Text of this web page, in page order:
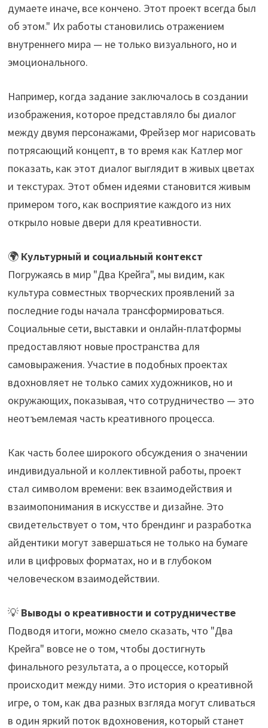
думаете иначе, все кончено. Этот проект всегда был
об этом." Их работы становились отражением
внутреннего мира — не только визуального, но и
эмоционального.
Например, когда задание заключалось в создании
изображения, которое представляло бы диалог
между двумя персонажами, Фрейзер мог нарисовать
потрясающий концепт, в то время как Катлер мог
показать, как этот диалог выглядит в живых цветах
и текстурах. Этот обмен идеями становится живым
примером того, как восприятие каждого из них
открыло новые двери для креативности.
🌍 Культурный и социальный контекст
Погружаясь в мир "Два Крейга", мы видим, как
культура совместных творческих проявлений за
последние годы начала трансформироваться.
Социальные сети, выставки и онлайн-платформы
предоставляют новые пространства для
самовыражения. Участие в подобных проектах
вдохновляет не только самих художников, но и
окружающих, показывая, что сотрудничество — это
неотъемлемая часть креативного процесса.
Как часть более широкого обсуждения о значении
индивидуальной и коллективной работы, проект
стал символом времени: век взаимодействия и
взаимопонимания в искусстве и дизайне. Это
свидетельствует о том, что брендинг и разработка
айдентики могут завершаться не только на бумаге
или в цифровых форматах, но и в глубоком
человеческом взаимодействии.
💡 Выводы о креативности и сотрудничестве
Подводя итоги, можно смело сказать, что "Два
Крейга" вовсе не о том, чтобы достигнуть
финального результата, а о процессе, который
происходит между ними. Это история о креативной
игре, о том, как два разных взгляда могут сливаться
в один яркий поток вдохновения, который станет